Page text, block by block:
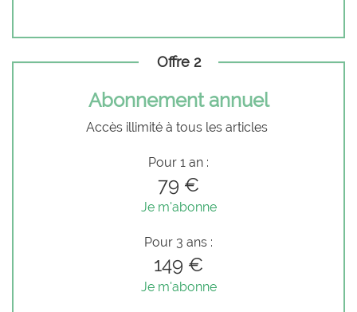
Offre 2
Abonnement annuel
Accès illimité à tous les articles
Pour 1 an :
79 €
Je m'abonne
Pour 3 ans :
149 €
Je m'abonne